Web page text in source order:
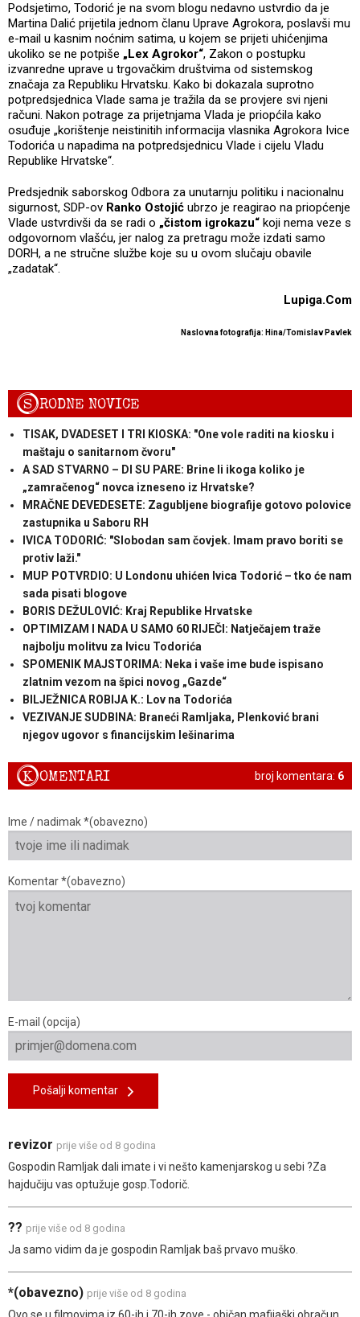
Podsjetimo, Todorić je na svom blogu nedavno ustvrdio da je
Martina Dalić prijetila jednom članu Uprave Agrokora, poslavši mu
e-mail u kasnim noćnim satima, u kojem se prijeti uhićenjima
ukoliko se ne potpiše „Lex Agrokor“, Zakon o postupku
izvanredne uprave u trgovačkim društvima od sistemskog
značaja za Republiku Hrvatsku. Kako bi dokazala suprotno
potpredsjednica Vlade sama je tražila da se provjere svi njeni
računi. Nakon potrage za prijetnjama Vlada je priopćila kako
osuđuje „korištenje neistinitih informacija vlasnika Agrokora Ivice
Todorića u napadima na potpredsjednicu Vlade i cijelu Vladu
Republike Hrvatske“.
Predsjednik saborskog Odbora za unutarnju politiku i nacionalnu
sigurnost, SDP-ov Ranko Ostojić ubrzo je reagirao na priopćenje
Vlade ustvrdivši da se radi o „čistom igrokazu“ koji nema veze s
odgovornom vlašću, jer nalog za pretragu može izdati samo
DORH, a ne stručne službe koje su u ovom slučaju obavile
„zadatak“.
Lupiga.Com
Naslovna fotografija: Hina/Tomislav Pavlek
SRODNE NOVICE
TISAK, DVADESET I TRI KIOSKA: "One vole raditi na kiosku i
maštaju o sanitarnom čvoru"
A SAD STVARNO – DI SU PARE: Brine li ikoga koliko je
„zamračenog“ novca izneseno iz Hrvatske?
MRAČNE DEVEDESETE: Zagubljene biografije gotovo polovice
zastupnika u Saboru RH
IVICA TODORIĆ: "Slobodan sam čovjek. Imam pravo boriti se
protiv laži."
MUP POTVRDIO: U Londonu uhićen Ivica Todorić – tko će nam
sada pisati blogove
BORIS DEŽULOVIĆ: Kraj Republike Hrvatske
OPTIMIZAM I NADA U SAMO 60 RIJEČI: Natječajem traže
najbolju molitvu za Ivicu Todorića
SPOMENIK MAJSTORIMA: Neka i vaše ime bude ispisano
zlatnim vezom na špici novog „Gazde“
BILJEŽNICA ROBIJA K.: Lov na Todorića
VEZIVANJE SUDBINA: Braneći Ramljaka, Plenković brani
njegov ugovor s financijskim lešinarima
broj komentara: 6
KOMENTARI
Ime / nadimak *(obavezno)
Komentar *(obavezno)
E-mail (opcija)
Pošalji komentar
revizor prije više od 8 godina
Gospodin Ramljak dali imate i vi nešto kamenjarskog u sebi ?Za
hajdučiju vas optužuje gosp.Todorič.
?? prije više od 8 godina
Ja samo vidim da je gospodin Ramljak baš prvavo muško.
*(obavezno) prije više od 8 godina
Ovo se u filmovima iz 60-ih i 70-ih zove - običan mafijaški obračun.